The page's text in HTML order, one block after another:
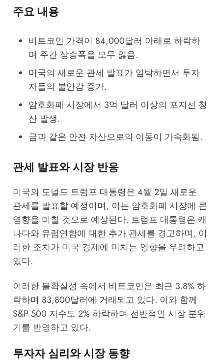
주요 내용
비트코인 가격이 84,000달러 아래로 하락하
며 주간 상승폭을 모두 잃음.
미국의 새로운 관세 발표가 임박하면서 투자
자들의 불안감 증가.
암호화폐 시장에서 3억 달러 이상의 포지션 청
산 발생.
금과 같은 안전 자산으로의 이동이 가속화됨.
관세 발표와 시장 반응
미국의 도널드 트럼프 대통령은 4월 2일 새로운
관세를 발표할 예정이며, 이는 암호화폐 시장에 큰
영향을 미칠 것으로 예상된다. 트럼프 대통령은 캐
나다와 유럽연합에 대한 추가 관세를 경고하며, 이
러한 조치가 미국 경제에 미치는 영향을 우려하고
있다.
이러한 불확실성 속에서 비트코인은 최근 3.8% 하
락하며 83,800달러에 거래되고 있다. 이와 함께
S&P 500 지수도 2% 하락하며 전반적인 시장 분위
기를 반영하고 있다.
투자자 심리와 시장 동향